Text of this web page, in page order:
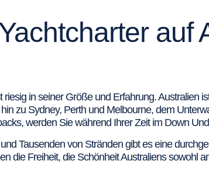
auf
riesig in seiner Größe und Erfahrung. Australien
zu Sydney, Perth und Melbourne, dem
werden Sie während Ihrer Zeit im Down
Tausenden von Stränden gibt es eine
die Freiheit, die Schönheit Australiens sowohl